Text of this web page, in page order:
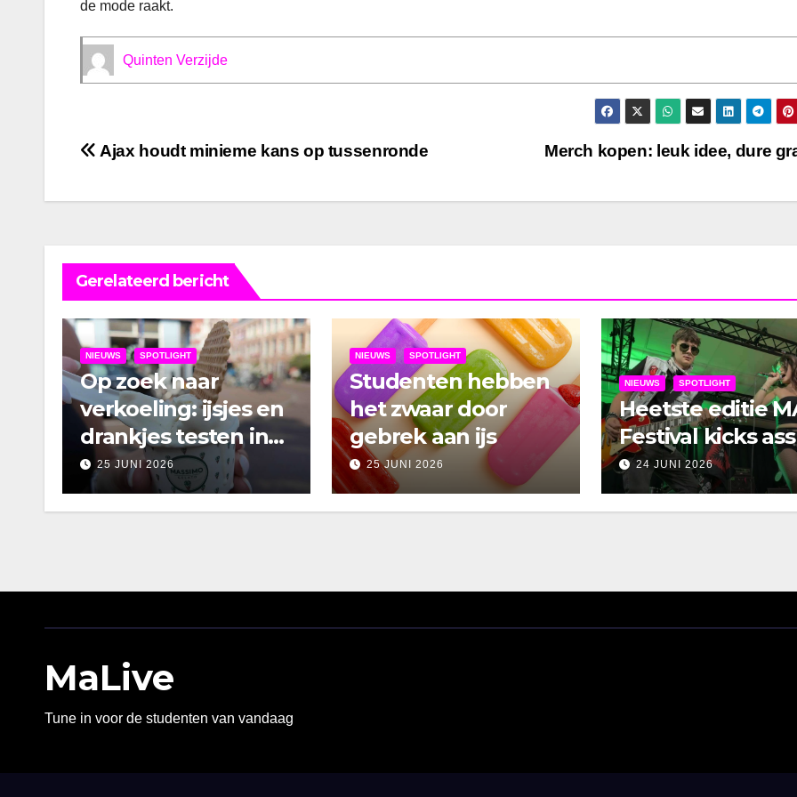
de mode raakt.
Quinten Verzijde
Bericht
navigatie
Merch kopen: leuk idee, dure
Ajax houdt minieme kans op tussenronde
Gerelateerd bericht
NIEUWS SPOTLIGHT
Op zoek naar
verkoeling: ijsjes en
drankjes testen in
Amsterdam
25 JUNI 2026
NIEUWS SPOTLIGHT
Studenten hebben
het zwaar door
gebrek aan ijs
25 JUNI 2026
NIEUWS SPOTLIGHT
Heetste editie
Festival kicks ass
24 JUNI 2026
MaLive
Tune in voor de studenten van vandaag